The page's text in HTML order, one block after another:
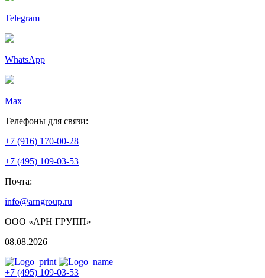
Telegram
WhatsApp
Max
Телефоны для связи:
+7 (916) 170-00-28
+7 (495) 109-03-53
Почта:
info@arngroup.ru
ООО «АРН ГРУПП»
08.08.2026
+7 (495) 109-03-53